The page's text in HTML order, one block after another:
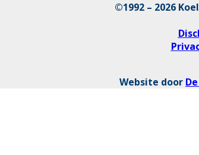
©1992 – 2026
Website door